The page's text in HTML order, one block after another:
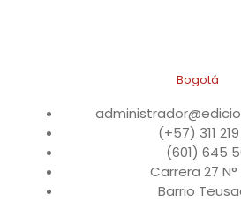
Bogotá
(+57) 311
(601) 645
Carrera 27
Barrio